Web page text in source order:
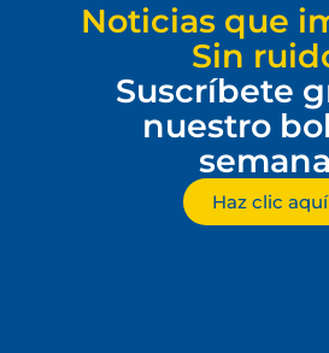
Noticias que
Sin
Suscríbete
nuestro
Haz clic aquí